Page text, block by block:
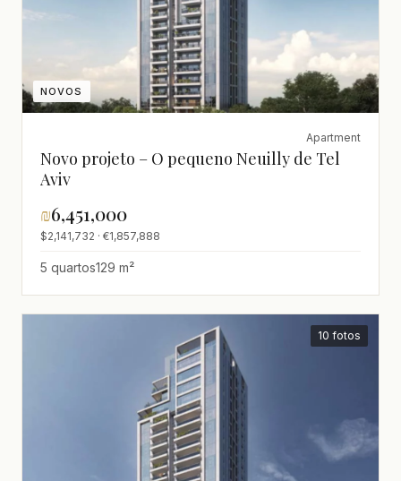
NOVOS
Apartment
Novo projeto – O pequeno Neuilly de Tel
Aviv
₪6,451,000
$2,141,732 · €1,857,888
5 quartos129 m²
10 fotos